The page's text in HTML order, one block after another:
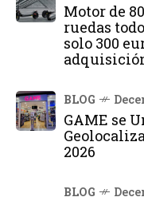
Motor de
ruedas
solo 300
BLOG
GAME se
2026
BLOG